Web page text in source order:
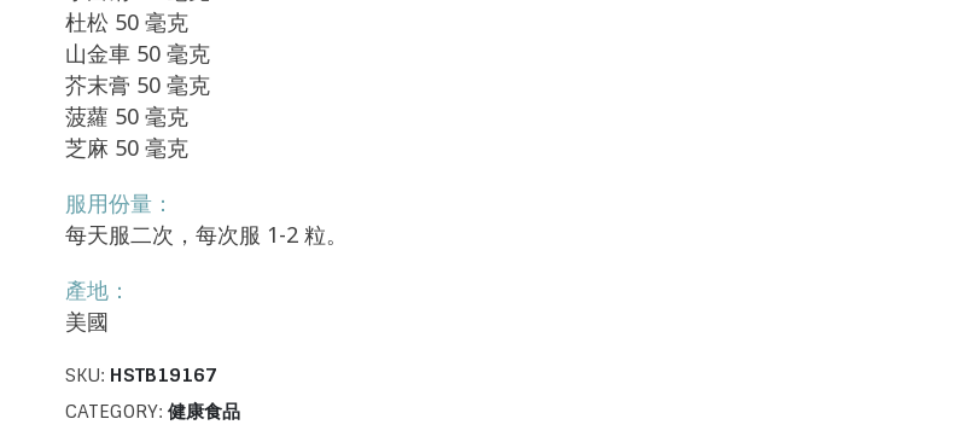
杜松 50 毫克
山金車 50 毫克
芥末膏 50 毫克
菠蘿 50 毫克
芝麻 50 毫克
服用份量：
每天服二次，每次服 1-2 粒。
產地：
美國
SKU: HSTB19167
CATEGORY: 健康食品